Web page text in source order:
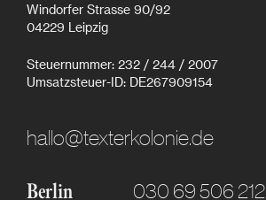
Windorfer Strasse 90/92
04229 Leipzig
Steuernummer: 232 / 244 / 2007
Umsatzsteuer-ID: DE267909154
hallo@texterkolonie.de
Berlin 030 69 506 212